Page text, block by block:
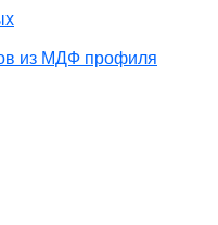
из МДФ профиля